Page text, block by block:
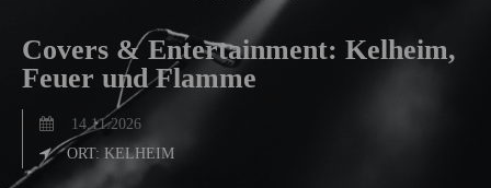
Covers & Entertainment: Kelheim,
Feuer und Flamme
14.11.2026
ORT: KELHEIM